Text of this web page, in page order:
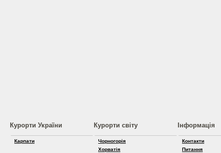
Курорти України
Карпати
Курорти світу
Чорногорія
Хорватія
Інформація
Контакти
Питання